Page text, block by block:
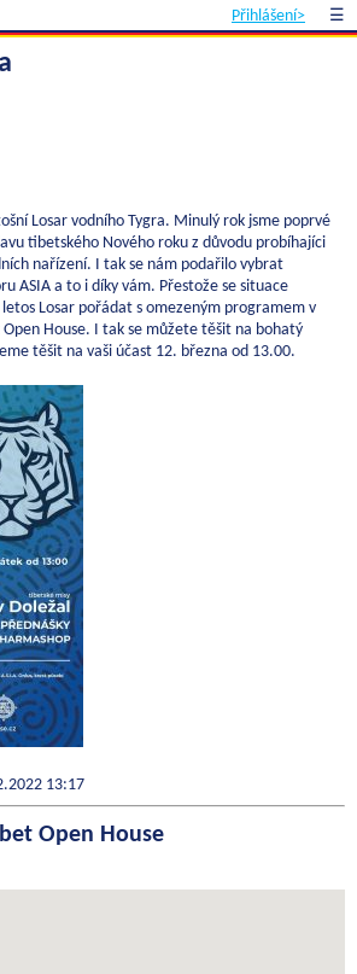
Přihlášení> ☰
Losar vodního Tygra. Minulý rok jsme poprvé
tibetského Nového roku z důvodu probíhajíci
nařízení. I tak se nám podařilo vybrat
ASIA a to i díky vám. Přestože se situace
Losar pořádat s omezeným programem v
House. I tak se můžete těšit na bohatý
těšit na vaši účast 12. března od 13.00.
13:17
Open House